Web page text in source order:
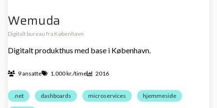
Wemuda
Digitalt bureau fra København
Digitalt produkthus med base i København.
9 ansatte 1.000 kr./time 2016
.net dashboards microservices hjemmeside